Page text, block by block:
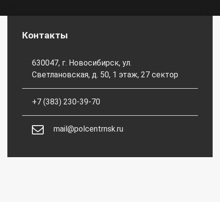
Контакты
630047, г. Новосибирск, ул.
Светлановская, д. 50, 1 этаж, 27 сектор
+7 (383) 230-39-70
mail@polcentrnsk.ru